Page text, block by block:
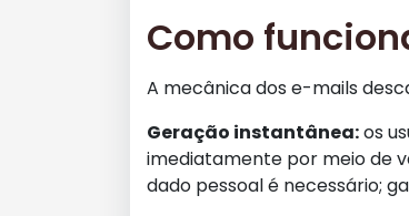
Como
A mecânica dos e-mails
Geração instantânea:os
imediatamente por meio de
dado pessoal é necessário;